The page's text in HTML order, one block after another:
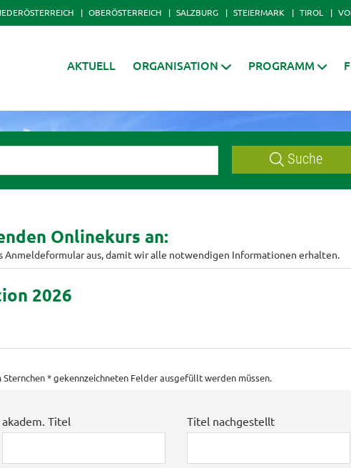
OBERÖSTERREICH SALZBURG STEIERMARK TIROL
AKTUELL ORGANISATION PROGRAMM
Suche
Onlinekurs an:
aus, damit wir alle notwendigen Informationen erhalten.
2026
* gekennzeichneten Felder ausgefüllt werden müssen.
akadem. Titel Titel nachgestellt